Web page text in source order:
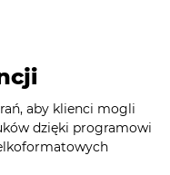
aby klienci mogli
dzięki programowi